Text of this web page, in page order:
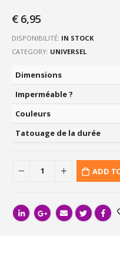
€6,95
DISPONIBILITÉ: IN STOCK
CATEGORY: UNIVERSEL
Dimensions
Imperméable ?
Couleurs
Tatouage de la durée
ADD